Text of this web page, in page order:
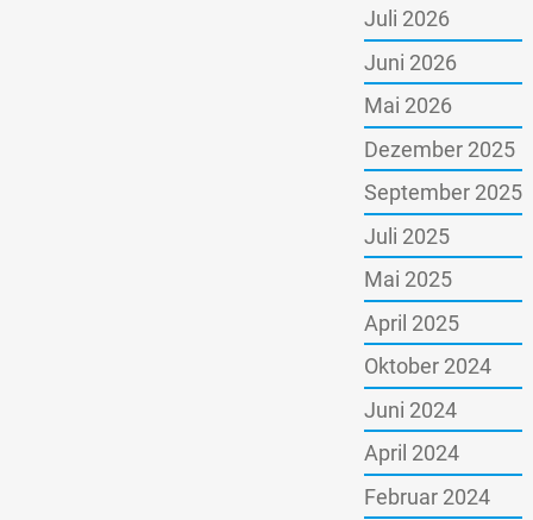
Juli 2026
Juni 2026
Mai 2026
Dezember 2025
September 2025
Juli 2025
Mai 2025
April 2025
Oktober 2024
Juni 2024
April 2024
Februar 2024